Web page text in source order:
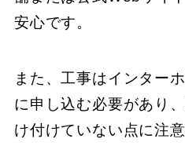
安心です。
また、工事はインター
に申し込む必要があり
け付けていない点に注